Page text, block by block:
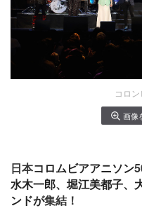
コロ
画像
​日本​コロムビアアニソン
水木一郎、 堀江美都子、
ンドが​集結！​